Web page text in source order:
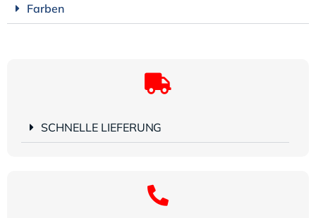
Farben
SCHNELLE LIEFERUNG